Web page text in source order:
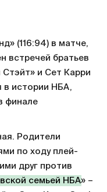
(116:94) в матче,
встречей братьев
Стэйт» и Сет Карри
в истории НБА,
финале
Родители
по ходу плей-
друг против
семьей НБА» –